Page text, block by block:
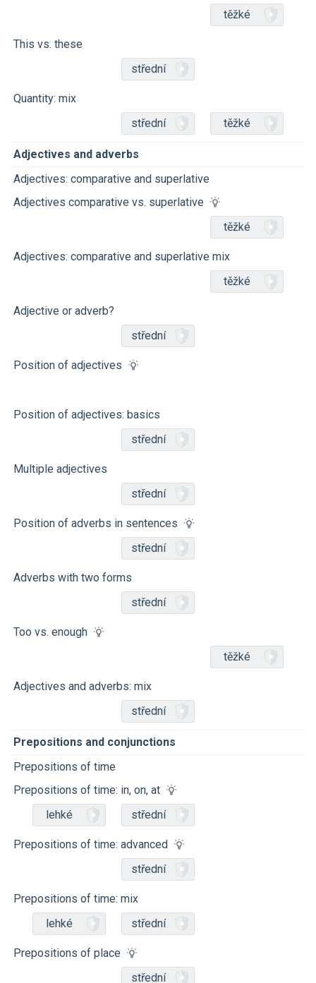
těžké
This vs. these
střední
Quantity: mix
střední
těžké
Adjectives and adverbs
Adjectives: comparative and superlative
Adjectives comparative vs. superlative
těžké
Adjectives: comparative and superlative mix
těžké
Adjective or adverb?
střední
Position of adjectives
Position of adjectives: basics
střední
Multiple adjectives
střední
Position of adverbs in sentences
střední
Adverbs with two forms
střední
Too vs. enough
těžké
Adjectives and adverbs: mix
střední
Prepositions and conjunctions
Prepositions of time
Prepositions of time: in, on, at
lehké
střední
Prepositions of time: advanced
střední
Prepositions of time: mix
lehké
střední
Prepositions of place
střední